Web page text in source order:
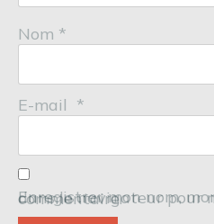
Nom *
E-mail *
Enregistrer mon nom, mon e-mail et mon site dans le navigateur pour mon prochain commentaire.